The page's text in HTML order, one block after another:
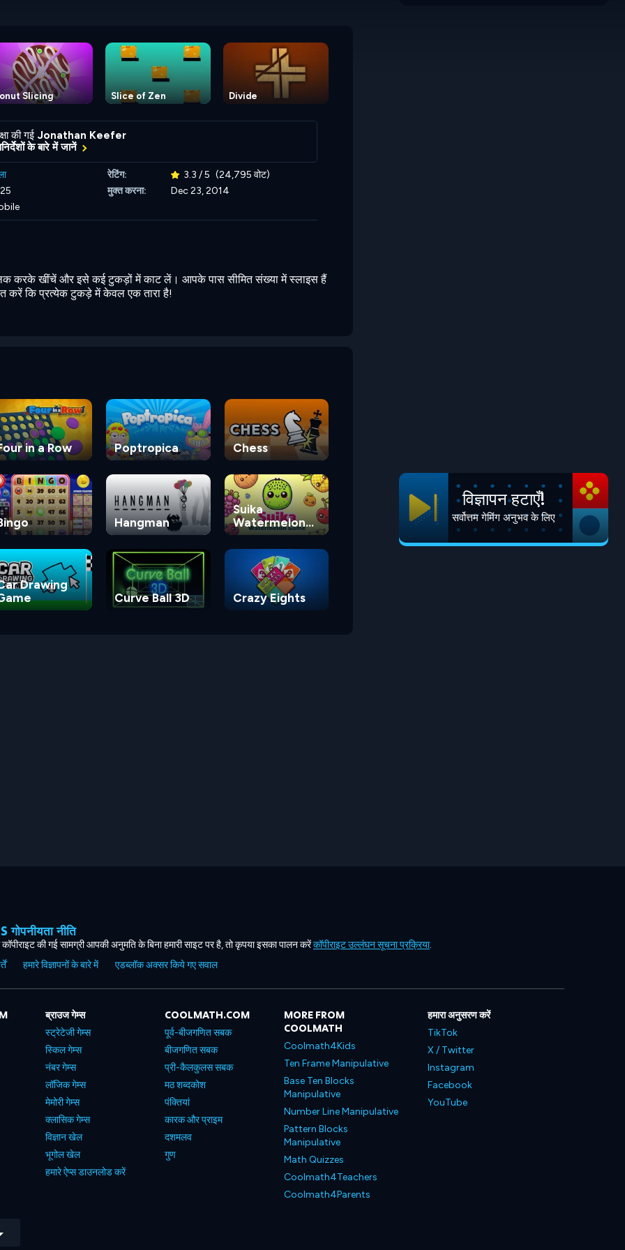
Slicing Slice of Zen Divide
की गई Jonathan Keefer
के बारे में जानें
रेटिंग: 3.3 / 5 (24,795 वोट)
मुक्त करना:
Dec 23, 2014
करके खींचें और इसे कई टुकड़ों में काट लें। आपके पास सीमित संख्या में स्लाइस हैं
करें कि प्रत्येक टुकड़े में केवल एक तारा है!
in a Row Poptropica Chess
Hangman
Suika
Watermelon
Game
Drawing
Curve Ball 3D Crazy Eights
विज्ञापन हटाएँ!
सर्वोत्तम गेमिंग अनुभव के लिए
नीति
की गई सामग्री आपकी अनुमति के बिना हमारी साइट पर है, तो कृपया इसका पालन करेंकॉपीराइट उल्लंघन सूचना प्रक्रिया.
हमारे विज्ञापनों के बारे में एडब्लॉक अक्सर किये गए सवाल
ब्राउज गेम्स
स्ट्रेटेजी गेम्स
स्किल गेम्स
नंबर गेम्स
लॉजिक गेम्स
मेमोरी गेम्स
क्लासिक गेम्स
विज्ञान खेल
भूगोल खेल
हमारे ऐप्स डाउनलोड करें
COOLMATH.COM
पूर्व-बीजगणित सबक
बीजगणित सबक
प्री-कैलकुलस सबक
मठ शब्दकोश
पंक्तियां
कारक और प्राइम
दशमलव
गुण
MORE FROM
COOLMATH
Coolmath4Kids
Ten Frame Manipulative
Base Ten Blocks
Manipulative
Number Line Manipulative
Pattern Blocks
Manipulative
Math Quizzes
Coolmath4Teachers
Coolmath4Parents
हमारा अनुसरण करें
TikTok
X / Twitter
Instagram
Facebook
YouTube